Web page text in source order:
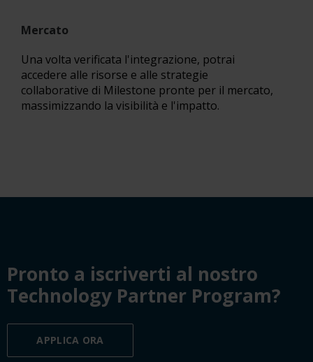
Mercato
Una volta verificata l'integrazione, potrai
accedere alle risorse e alle strategie
collaborative di Milestone pronte per il mercato,
massimizzando la visibilità e l'impatto.
Pronto a iscriverti al nostro
Technology Partner Program?
APPLICA ORA